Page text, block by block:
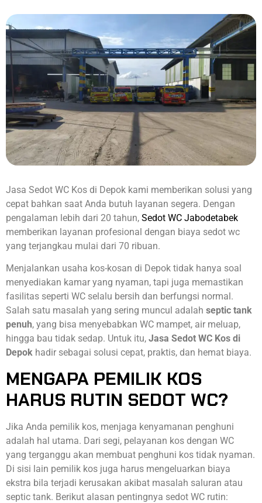
Jasa Sedot WC Kos di Depok kami memberikan solusi yang
cepat bahkan saat Anda butuh layanan segera. Dengan
pengalaman lebih dari 20 tahun, Sedot WC Jabodetabek
memberikan layanan profesional dengan biaya sedot wc
yang terjangkau mulai dari 70 ribuan.
Menjalankan usaha kos-kosan di Depok tidak hanya soal
menyediakan kamar yang nyaman, tapi juga memastikan
fasilitas seperti WC selalu bersih dan berfungsi normal.
Salah satu masalah yang sering muncul adalah septic tank
penuh, yang bisa menyebabkan WC mampet, air meluap,
hingga bau tidak sedap. Untuk itu, Jasa Sedot WC Kos di
Depok hadir sebagai solusi cepat, praktis, dan hemat biaya.
MENGAPA PEMILIK KOS
HARUS RUTIN SEDOT WC?
Jika Anda pemilik kos, menjaga kenyamanan penghuni
adalah hal utama. Dari segi, pelayanan kos dengan WC
yang terganggu akan membuat penghuni kos tidak nyaman.
Di sisi lain pemilik kos juga harus mengeluarkan biaya
ekstra bila terjadi kerusakan akibat masalah saluran atau
septic tank. Berikut alasan pentingnya sedot WC rutin: